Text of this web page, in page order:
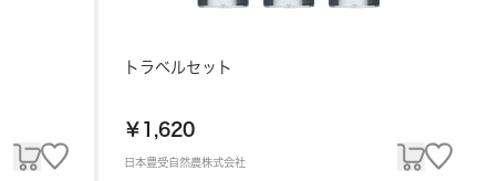
トラベルセット
￥1,620
日本豊受自然農株式会社